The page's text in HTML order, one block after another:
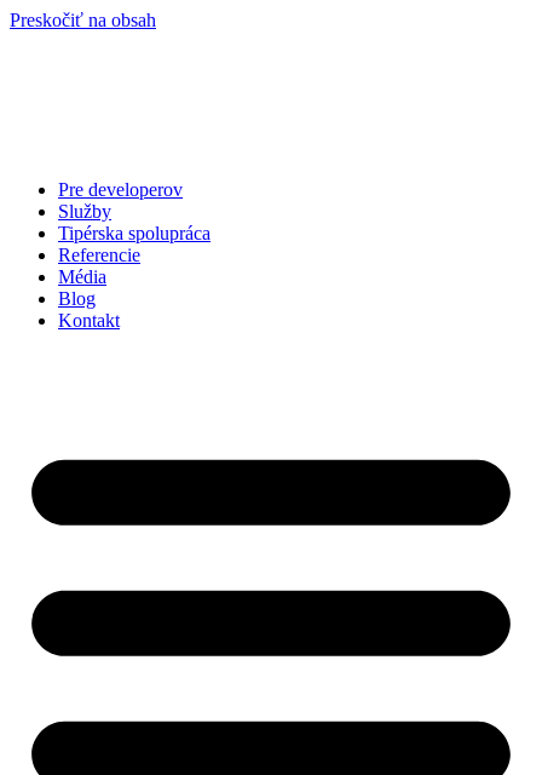
Preskočiť na obsah
Pre developerov
Služby
Tipérska spolupráca
Referencie
Média
Blog
Kontakt